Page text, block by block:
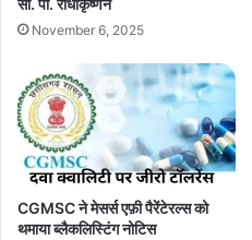
सी. पी. राधाकृष्णन
November 6, 2025
CGMSC ने मेसर्स एफ़ी पैरेंटेरल्स को
थमाया ब्लैकलिस्टिंग नोटिस